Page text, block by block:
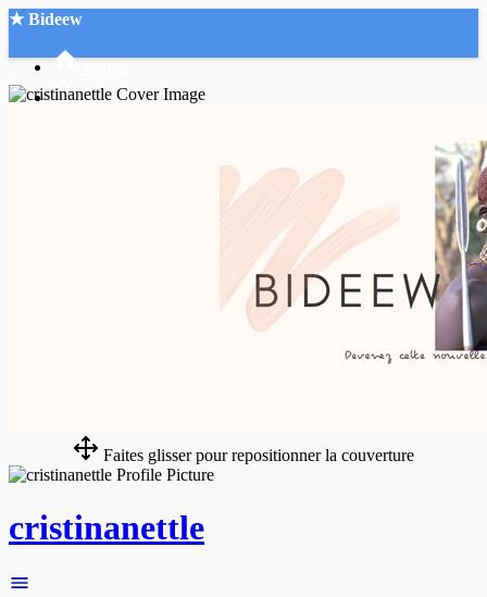
★ Bideew
Faites glisser pour repositionner la couverture
cristinanettle